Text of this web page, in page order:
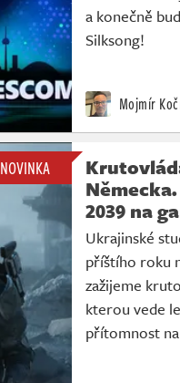
a konečně
Silksong!
Mojmír
NOVINKA
2039 na
Ukrajinské
příštího roku
zažijeme
kterou vede
přítomnost